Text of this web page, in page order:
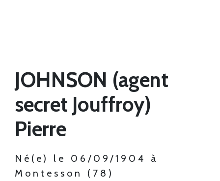
JOHNSON (agent
secret Jouffroy)
Pierre
Né(e) le 06/09/1904 à
Montesson (78)